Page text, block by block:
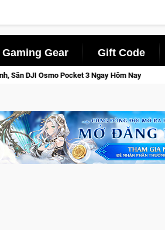
Gaming Gear Gift Code
Hôm Nay Lineage W –